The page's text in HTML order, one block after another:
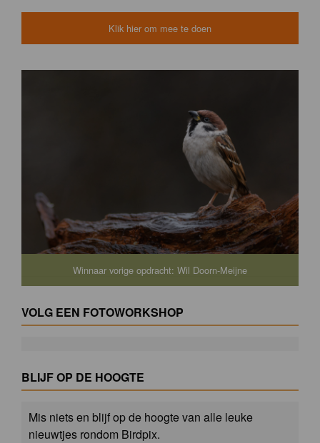
Klik hier om mee te doen
Winnaar vorige opdracht: Wil Doorn-Meijne
VOLG EEN FOTOWORKSHOP
BLIJF OP DE HOOGTE
Mis niets en blijf op de hoogte van alle leuke
nieuwtjes rondom Birdpix.